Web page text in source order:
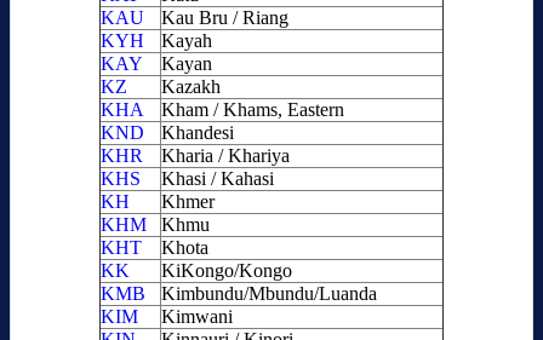
KAU
Kau Bru / Riang
KYH
Kayah
KAY
Kayan
KZ
Kazakh
KHA
Kham / Khams, Eastern
KND
Khandesi
KHR
Kharia / Khariya
KHS
Khasi / Kahasi
KH
Khmer
KHM
Khmu
KHT
Khota
KK
KiKongo/Kongo
KMB
Kimbundu/Mbundu/Luanda
KIM
Kimwani